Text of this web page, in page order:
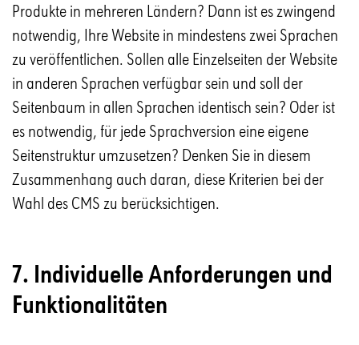
Produkte in mehreren Ländern? Dann ist es zwingend
notwendig, Ihre Website in mindestens zwei Sprachen
zu veröffentlichen. Sollen alle Einzelseiten der Website
in anderen Sprachen verfügbar sein und soll der
Seitenbaum in allen Sprachen identisch sein? Oder ist
es notwendig, für jede Sprachversion eine eigene
Seitenstruktur umzusetzen? Denken Sie in diesem
Zusammenhang auch daran, diese Kriterien bei der
Wahl des CMS zu berücksichtigen.
7. Individuelle Anforderungen und
Funktionalitäten